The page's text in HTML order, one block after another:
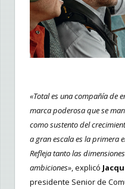
«Total es una compañía de
marca poderosa que se
como sustento del
a gran escala es la primera
Refleja tanto las
ambiciones», explicó
presidente Senior de